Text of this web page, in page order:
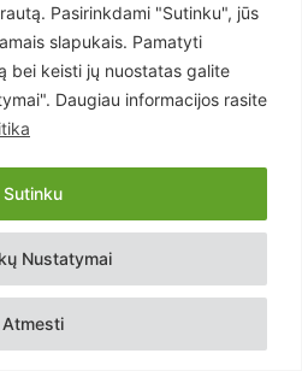
Pasirinkdami "Sutinku", jūs
slapukais. Pamatyti
bei keisti jų nuostatas galite
Daugiau informacijos rasite
Nustatymai
Atmesti
Sutinku
Vyriausybė ar jos
tarptautinėmis sutartimis,
norminiais aktais.
su valstybėmis ir
siekdama užtikrinti
asmenų teises.
straipsnio 1 dalį, 17 straipsnio